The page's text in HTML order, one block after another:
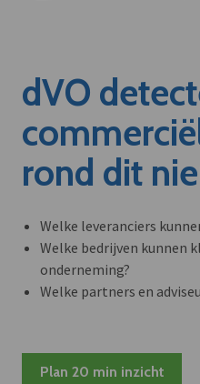
dVO
rond dit
Welke leveranciers
Welke bedrijven kunnen
onderneming?
Welke partners en
Plan 20 min inzicht